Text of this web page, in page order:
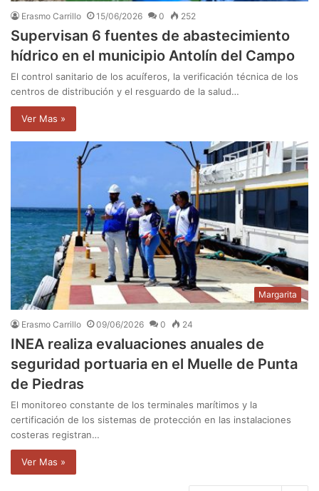
Erasmo Carrillo 15/06/2026 0 252
Supervisan 6 fuentes de abastecimiento
hídrico en el municipio Antolín del Campo
El control sanitario de los acuíferos, la verificación técnica de los
centros de distribución y el resguardo de la salud…
Ver Mas »
Margarita
Erasmo Carrillo 09/06/2026 0 24
INEA realiza evaluaciones anuales de
seguridad portuaria en el Muelle de Punta
de Piedras
El monitoreo constante de los terminales marítimos y la
certificación de los sistemas de protección en las instalaciones
costeras registran…
Ver Mas »